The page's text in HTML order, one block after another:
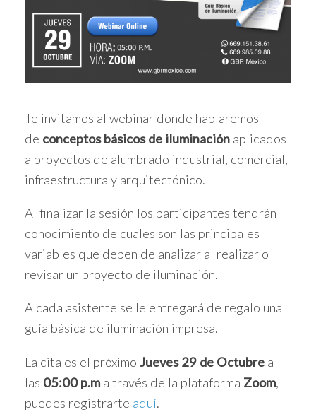
Te invitamos al webinar donde hablaremos
de conceptos básicos de iluminación aplicados
a proyectos de alumbrado industrial, comercial,
infraestructura y arquitectónico.
Al finalizar la sesión los participantes tendrán
conocimiento de cuales son las principales
variables que deben de analizar al realizar o
revisar un proyecto de iluminación.
A cada asistente se le entregará de regalo una
guía básica de iluminación impresa.
La cita es el próximo Jueves 29 de Octubre a
las 05:00 p.m a través de la plataforma Zoom,
puedes registrarte aquí.